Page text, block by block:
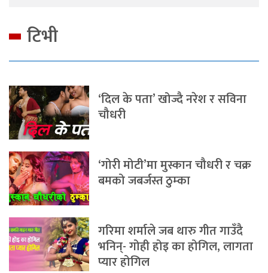
टिभी
‘दिल के पता’ खोज्दै नरेश र सविना
चौधरी
‘गोरी मोटी’मा मुस्कान चौधरी र चक्र
बमको जबर्जस्त ठुम्का
गरिमा शर्माले जब थारु गीत गाउँदै
भनिन्- गोही होइ का होगिल, लागता
प्यार होगिल